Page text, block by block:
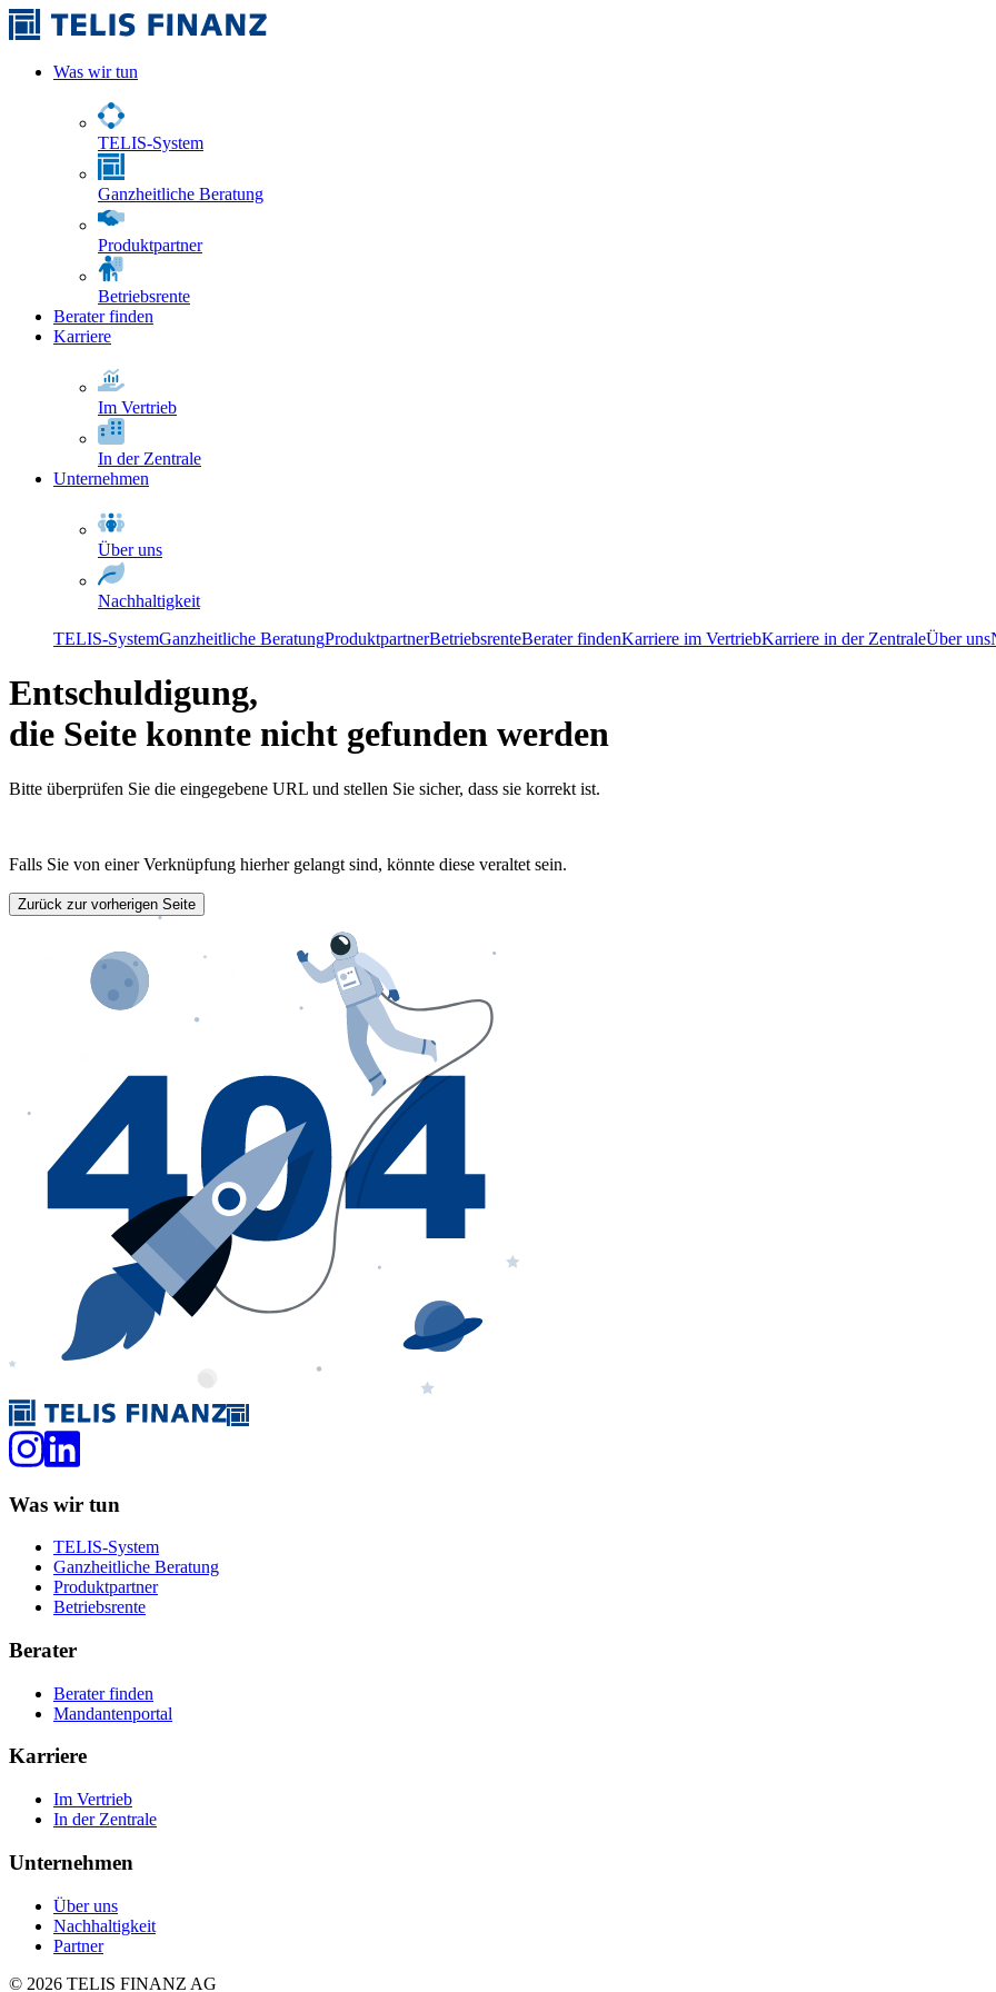
Was wir tun
TELIS-System
Ganzheitliche Beratung
Produktpartner
Betriebsrente
Berater finden
Karriere
Im Vertrieb
In der Zentrale
Unternehmen
Über uns
Nachhaltigkeit
TELIS-SystemGanzheitliche BeratungProduktpartnerBetriebsrenteBerater findenKarriere im VertriebKarriere in der ZentraleÜber uns
Entschuldigung,
die Seite konnte nicht gefunden werden
Bitte überprüfen Sie die eingegebene URL und stellen Sie sicher, dass sie korrekt ist.
Falls Sie von einer Verknüpfung hierher gelangt sind, könnte diese veraltet sein.
Zurück zur vorherigen Seite
Was wir tun
TELIS-System
Ganzheitliche Beratung
Produktpartner
Betriebsrente
Berater
Berater finden
Mandantenportal
Karriere
Im Vertrieb
In der Zentrale
Unternehmen
Über uns
Nachhaltigkeit
Partner
© 2026 TELIS FINANZ AG